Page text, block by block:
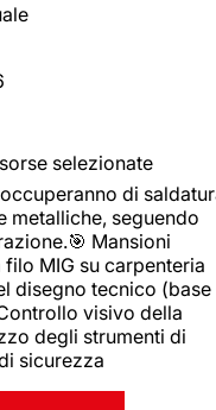
selezionate
di
metalliche, seguendo
Mansioni
MIG su carpenteria
disegno tecnico (base
visivo della
degli strumenti di
sicurezza